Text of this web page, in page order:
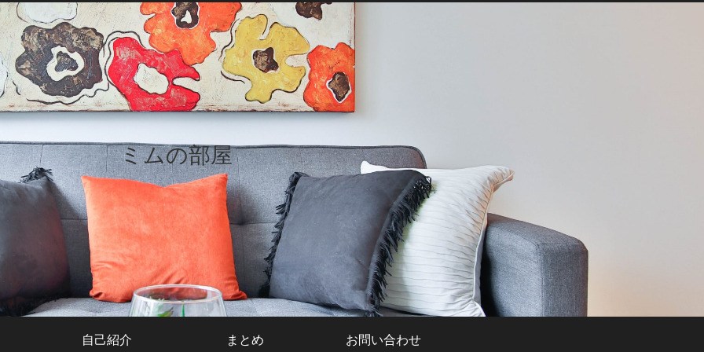
ミムの部屋
自己紹介 まとめ お問い合わせ